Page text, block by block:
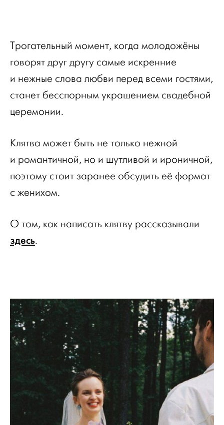
Трогательный момент, когда молодожёны
говорят друг другу самые искренние
и нежные слова любви перед всеми гостями,
станет бесспорным украшением свадебной
церемонии.
Клятва может быть не только нежной
и романтичной, но и шутливой и ироничной,
поэтому стоит заранее обсудить её формат
с женихом.
О том, как написать клятву рассказывали
здесь.